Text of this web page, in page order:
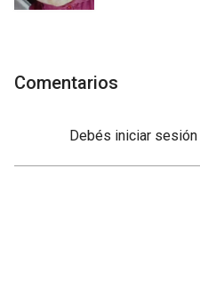
Comentarios
Debés iniciar sesión